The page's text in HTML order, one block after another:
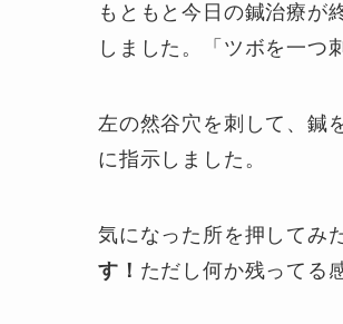
もともと今日の鍼治療が
しました。「ツボを一つ
左の然谷穴を刺して、鍼
に指示しました。
気になった所を押してみ
す！ ただし何か残ってる